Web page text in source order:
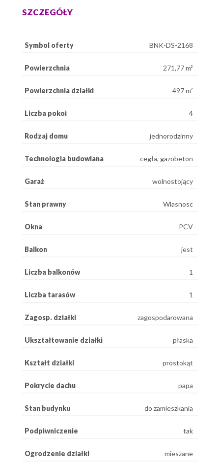
SZCZEGÓŁY
Symbol oferty BNK-DS-2168
Powierzchnia 271,77 m²
Powierzchnia działki 497 m²
Liczba pokoi 4
Rodzaj domu jednorodzinny
Technologia budowlana cegła, gazobeton
Garaż wolnostojący
Stan prawny Wlasnosc
Okna PCV
Balkon jest
Liczba balkonów 1
Liczba tarasów 1
Zagosp. działki zagospodarowana
Ukształtowanie działki płaska
Kształt działki prostokąt
Pokrycie dachu papa
Stan budynku do zamieszkania
Podpiwniczenie tak
Ogrodzenie działki mieszane